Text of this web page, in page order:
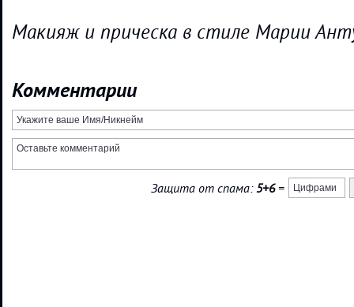
Макияж и прическа в стиле Марии
Комментарии
Защита от спама:5+6=